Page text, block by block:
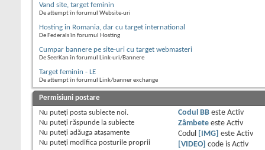
Vand site, target feminin
De attempt în forumul Website-uri
Hosting in Romania, dar cu target international
De Federals în forumul Hosting
Cumpar bannere pe site-uri cu target webmasteri
De SeerKan în forumul Link-uri/Bannere
Target feminin - LE
De attempt în forumul Link/banner exchange
Permisiuni postare
Nu puteţi posta subiecte noi.
Nu puteţi răspunde la subiecte
Nu puteţi adăuga ataşamente
Nu puteţi modifica posturile proprii
Codul BBeste Activ
Zâmbeteeste Activ
Codul
[IMG] este Activ
[VIDEO] code is Activ